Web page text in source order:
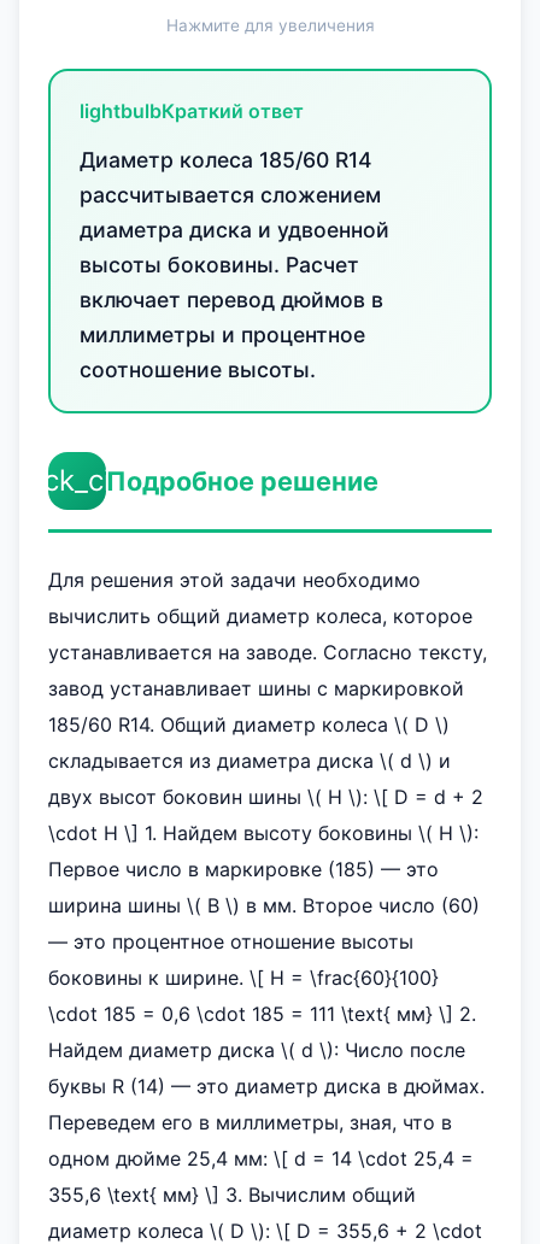
Нажмите для увеличения
lightbulbКраткий ответ
Диаметр колеса 185/60 R14
рассчитывается сложением
диаметра диска и удвоенной
высоты боковины. Расчет
включает перевод дюймов в
миллиметры и процентное
соотношение высоты.
Подробное решение
Для решения этой задачи необходимо
вычислить общий диаметр колеса, которое
устанавливается на заводе. Согласно тексту,
завод устанавливает шины с маркировкой
185/60 R14. Общий диаметр колеса \( D \)
складывается из диаметра диска \( d \) и
двух высот боковин шины \( H \): \[ D = d + 2
\cdot H \] 1. Найдем высоту боковины \( H \):
Первое число в маркировке (185) — это
ширина шины \( B \) в мм. Второе число (60)
— это процентное отношение высоты
боковины к ширине. \[ H = \frac{60}{100}
\cdot 185 = 0,6 \cdot 185 = 111 \text{ мм} \] 2.
Найдем диаметр диска \( d \): Число после
буквы R (14) — это диаметр диска в дюймах.
Переведем его в миллиметры, зная, что в
одном дюйме 25,4 мм: \[ d = 14 \cdot 25,4 =
355,6 \text{ мм} \] 3. Вычислим общий
диаметр колеса \( D \): \[ D = 355,6 + 2 \cdot